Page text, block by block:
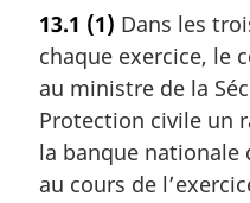
e
é
f
é
e
n
c
t
e
m
a
g
i
13.1 (1) Dans les
chaque exercice, le
au ministre de la
Protection civile un
la banque nationale
au cours de